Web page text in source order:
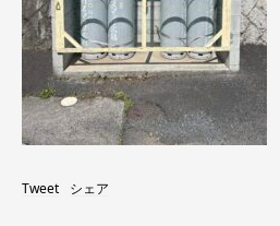
Tweet シェア